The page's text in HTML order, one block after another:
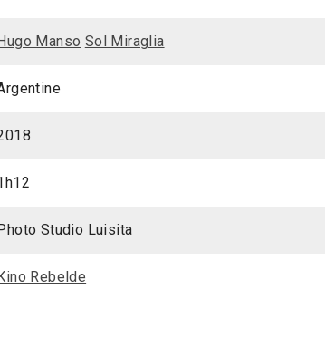
Hugo Manso Sol Miraglia
Photo Studio Luisita
Kino Rebelde